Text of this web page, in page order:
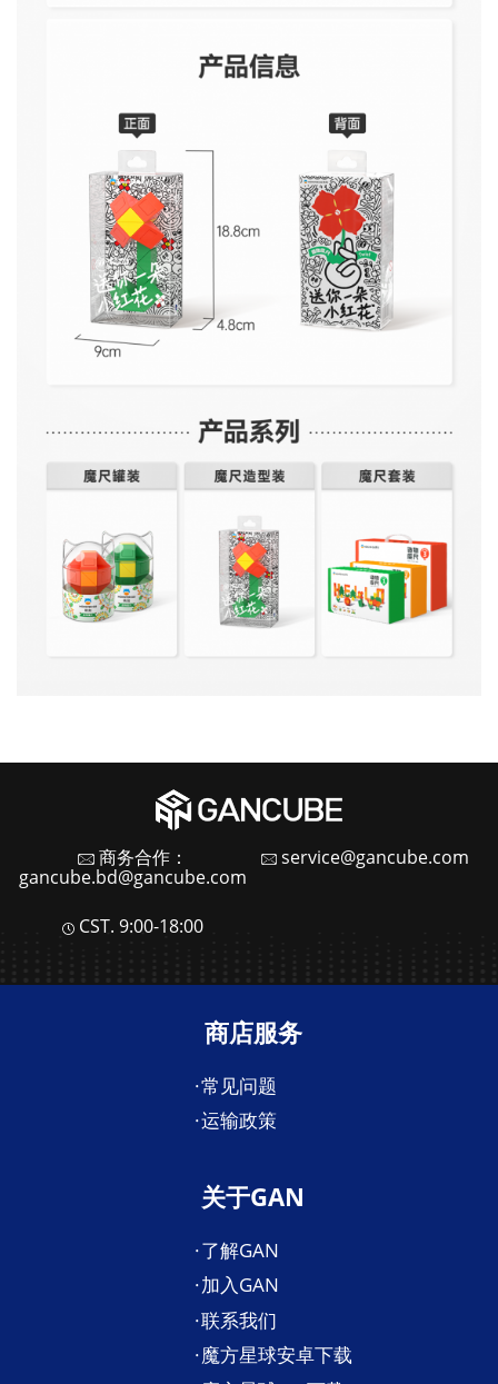
商务合作：
gancube.bd@gancube.com
service@gancube.com
CST. 9:00-18:00
商店服务
常见问题
运输政策
关于GAN
了解GAN
加入GAN
联系我们
魔方星球安卓下载